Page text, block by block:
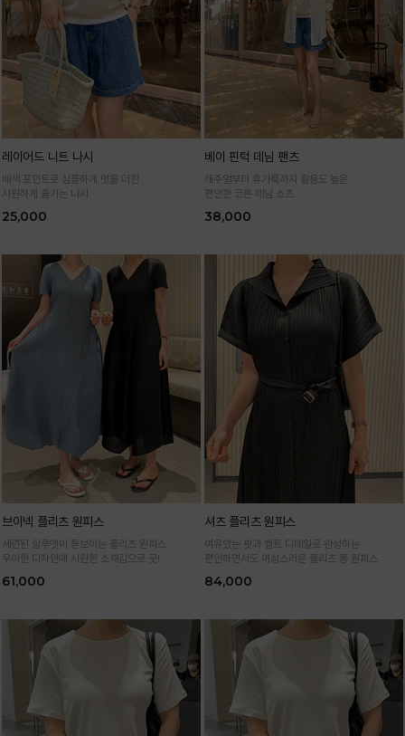
레이어드 니트 나시
배색 포인트로 심플하게 멋을 더한
시원하게 즐기는 나시
25,000
베이 핀턱 데님 팬츠
캐주얼부터 휴가룩까지 활용도 높은
편안한 코튼 데님 쇼츠
38,000
브이넥 플리츠 원피스
세련된 실루엣이 돋보이는 플리츠 원피스
우아한 디자인에 시원한 소재감으로 굿!
61,000
셔츠 플리츠 원피스
여유있는 핏과 벨트 디테일로 완성하는
편안하면서도 여성스러운 플리츠 롱 원피스
84,000